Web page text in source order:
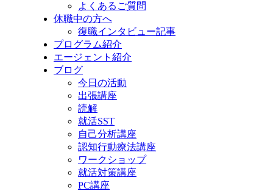
よくあるご質問
休職中の方へ
復職インタビュー記事
プログラム紹介
エージェント紹介
ブログ
今日の活動
出張講座
読解
就活SST
自己分析講座
認知行動療法講座
ワークショップ
就活対策講座
PC講座